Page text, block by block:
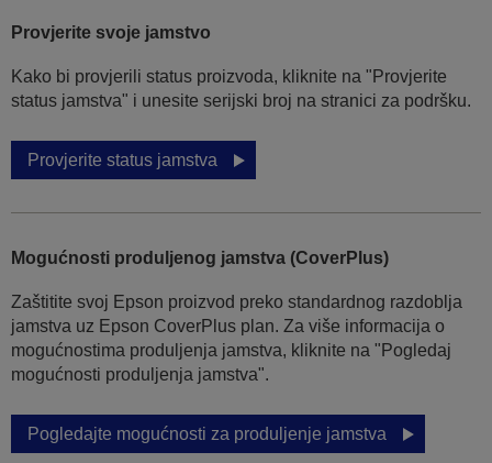
Provjerite svoje jamstvo
Kako bi provjerili status proizvoda, kliknite na "Provjerite
status jamstva" i unesite serijski broj na stranici za podršku.
Provjerite status jamstva
Mogućnosti produljenog jamstva (CoverPlus)
Zaštitite svoj Epson proizvod preko standardnog razdoblja
jamstva uz Epson CoverPlus plan. Za više informacija o
mogućnostima produljenja jamstva, kliknite na "Pogledaj
mogućnosti produljenja jamstva".
Pogledajte mogućnosti za produljenje jamstva